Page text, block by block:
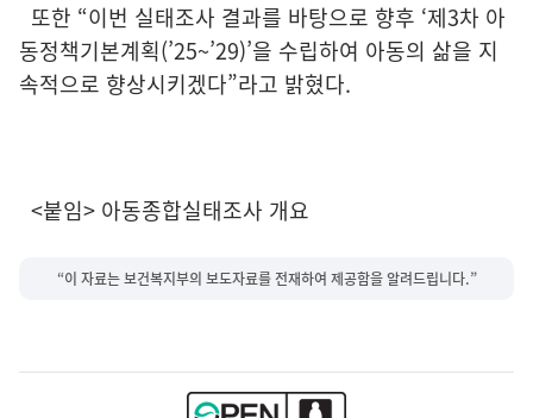
또한 “이번 실태조사 결과를 바탕으로 향후 ‘제3차 아
동정책기본계획(’25~’29)’을 수립하여 아동의 삶을 지
속적으로 향상시키겠다”라고 밝혔다.
<붙임> 아동종합실태조사 개요
“이 자료는 보건복지부의 보도자료를 전재하여 제공함을 알려드립니다.”